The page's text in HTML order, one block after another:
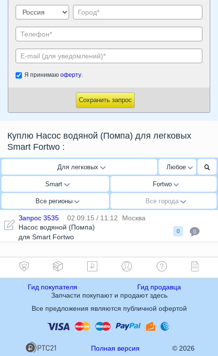
Я принимаю оферту.
Сохранить запрос
Куплю Насос водяной (Помпа) для легковых
Smart Fortwo :
Для легковых Любое
Smart Fortwo
Все регионы Все города
Запрос 3535 02.09.15 / 11:12
Москва
Насос водяной (Помпа)
для Smart Fortwo
0 0
Гид покупателя
Гид продавца
Запчасти покупают и продают здесь
Все предложения являются публичной офертой
Полная версия © 2026